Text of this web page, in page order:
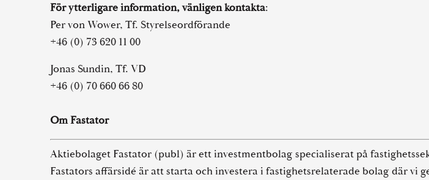
För ytterligare information, vänligen kontakta:
Per von Wower, Tf. Styrelseordförande
+46 (0) 73 620 11 00
Jonas Sundin, Tf. VD
+46 (0) 70 660 66 80
Om Fastator
Aktiebolaget Fastator (publ) är ett investmentbolag specialiserat på
Fastators affärsidé är att starta och investera i fastighetsrelaterade bolag där